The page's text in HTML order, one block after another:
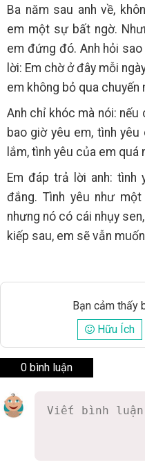
Ba năm sau anh về,
em một sự bất ngờ.
em đứng đó. Anh hỏi
lời: Em chờ ở đây mỗi
em không bỏ qua chuyến
Anh chỉ khóc mà nói: nếu
bao giờ yêu em, tình
lắm, tình yêu của em quá
Em đáp trả lời anh: tình
đắng. Tình yêu như
nhưng nó có cái nhụy
kiếp sau, em sẽ vẫn
Bạn cảm thấy
Hữu Ích
0 bình luận